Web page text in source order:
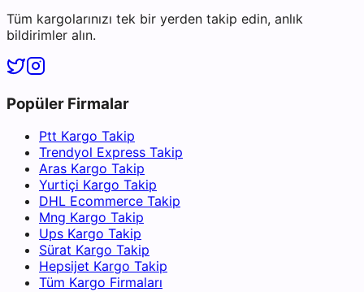
Tüm kargolarınızı tek bir yerden takip edin, anlık
bildirimler alın.
Popüler Firmalar
Ptt Kargo Takip
Trendyol Express Takip
Aras Kargo Takip
Yurtiçi Kargo Takip
DHL Ecommerce Takip
Mng Kargo Takip
Ups Kargo Takip
Sürat Kargo Takip
Hepsijet Kargo Takip
Tüm Kargo Firmaları